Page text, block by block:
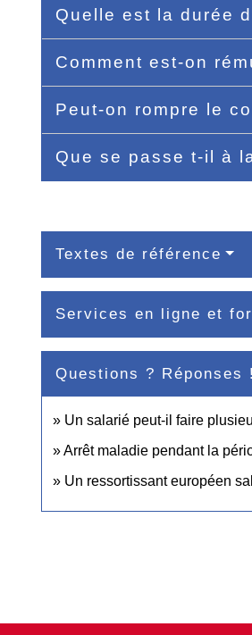
Quelle est la durée
Comment est-on
Peut-on rompre le
Que se passe t-il à
Textes de référence
Services en ligne et
Questions ? Réponses !
Un salarié peut-il faire
Arrêt maladie pendant la
Un ressortissant européen